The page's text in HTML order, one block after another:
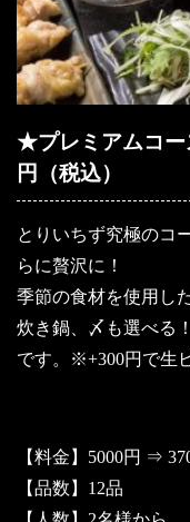
★プレミアムコ
円（税込）
とりいちず究極のコ
らに贅沢に！
季節の食材を使用し
炊き鍋、〆も選べる
です。※+300円で生
【料金】5000円 ⇒
【品数】12品